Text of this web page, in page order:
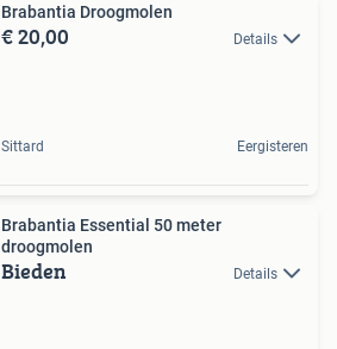
Brabantia Droogmolen
€ 20,00 Details
Sittard Eergisteren
Brabantia Essential 50 meter
droogmolen
Bieden Details